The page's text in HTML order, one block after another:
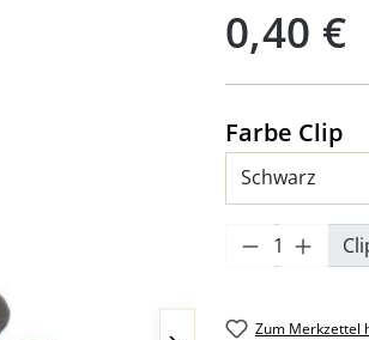
0,40 €
Farbe Clip
Produkt
Zum Merkzettel